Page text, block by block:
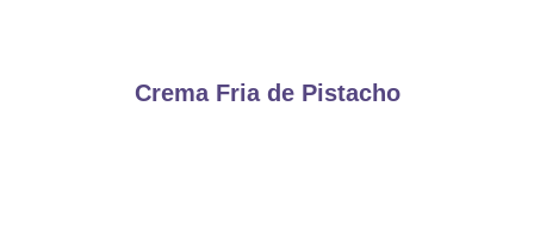
Crema Fria de Pistacho